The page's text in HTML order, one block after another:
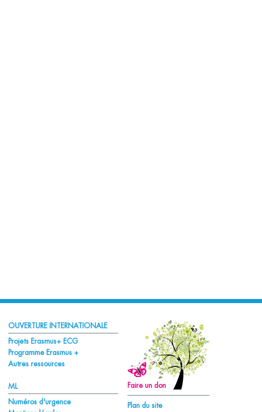
OUVERTURE INTERNATIONALE
Projets Erasmus+ ECG
Programme Erasmus +
Autres ressources
ML
Numéros d'urgence
Faire un don
Plan du site